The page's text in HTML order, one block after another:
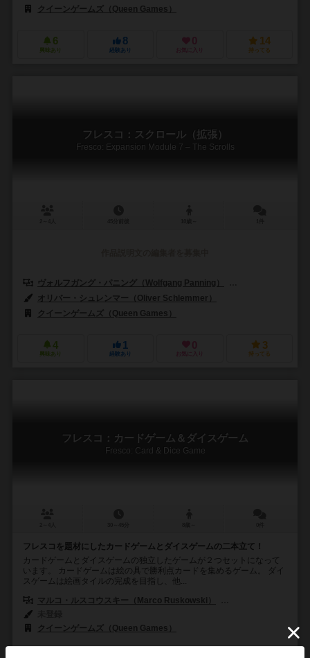
クイーンゲームズ（Queen Games）
6
興味あり
8
経験あり
0
お気に入り
14
持ってる
フレスコ：スクロール（拡張）
Fresco: Expansion Module 7 – The Scrolls
ヴォルフガング・パニング（Wolfgang Panning）
オリバー・シュレンマー（Oliver Schlemmer）
クイーンゲームズ（Queen Games）
4
興味あり
1
経験あり
0
お気に入り
3
持ってる
フレスコ：カードゲーム＆ダイスゲーム
Fresco: Card & Dice Game
フレスコを題材にしたカードゲームとダイスゲームの二本立て！
カードゲームとダイスゲームの独立したゲームが２つセットになって
います。 カードゲームは絵の具で勝利点カードを集めるゲーム。 ダイ
スゲームは絵画タイルの完成を目指し、他...
マルコ・ルスコウスキー（Marco Ruskowski）
クイーンゲームズ（Queen Games）